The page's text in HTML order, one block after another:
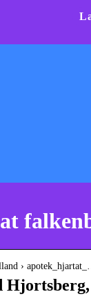
› apotek_hjartat_…